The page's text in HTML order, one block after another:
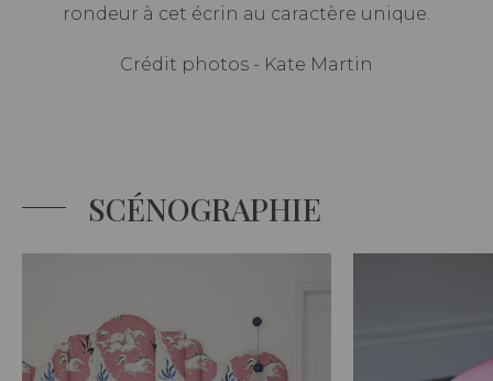
rondeur à cet écrin au caractère unique.
Crédit photos - Kate Martin
SCÉNOGRAPHIE